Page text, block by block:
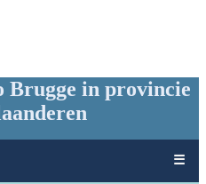
Brugge in provincie
☰